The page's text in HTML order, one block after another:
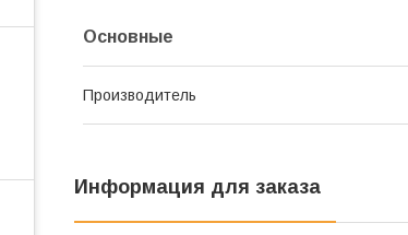
Основные
Производитель
Информация для заказа